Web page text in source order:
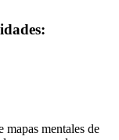
mapas mentales de